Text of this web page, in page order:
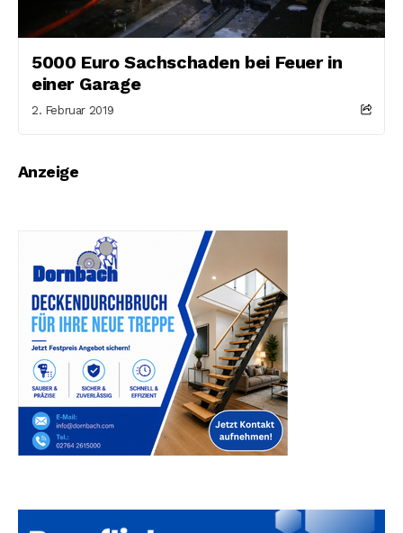
5000 Euro Sachschaden bei Feuer in
einer Garage
2. Februar 2019
Anzeige